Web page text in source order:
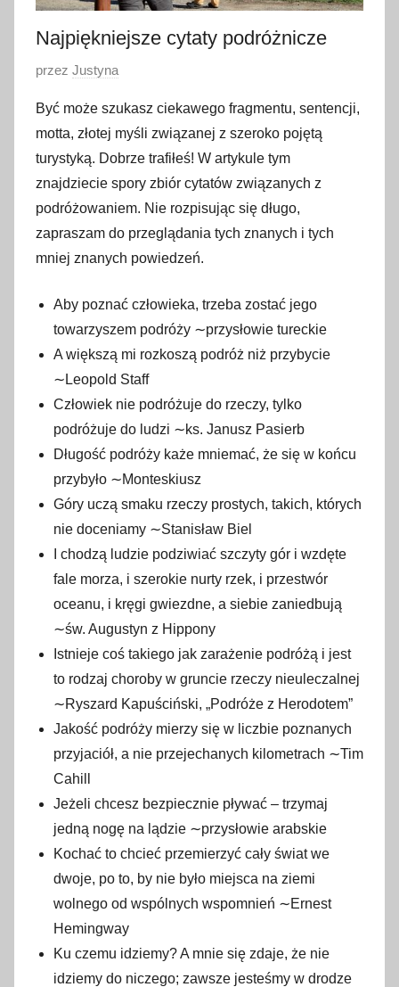
Najpiękniejsze cytaty podróżnicze
O
u
b
l
i
k
o
w
n
n
a
7
przez Justyna
Być może szukasz ciekawego fragmentu, sentencji,
motta, złotej myśli związanej z szeroko pojętą
turystyką. Dobrze trafiłeś! W artykule tym
znajdziecie spory zbiór cytatów związanych z
podróżowaniem. Nie rozpisując się długo,
zapraszam do przeglądania tych znanych i tych
mniej znanych powiedzeń.
Aby poznać człowieka, trzeba zostać jego
towarzyszem podróży ∼przysłowie tureckie
A większą mi rozkoszą podróż niż przybycie
∼Leopold Staff
Człowiek nie podróżuje do rzeczy, tylko
podróżuje do ludzi ∼ks. Janusz Pasierb
Długość podróży każe mniemać, że się w końcu
przybyło ∼Monteskiusz
Góry uczą smaku rzeczy prostych, takich, których
nie doceniamy ∼Stanisław Biel
I chodzą ludzie podziwiać szczyty gór i wzdęte
fale morza, i szerokie nurty rzek, i przestwór
oceanu, i kręgi gwiezdne, a siebie zaniedbują
∼św. Augustyn z Hippony
Istnieje coś takiego jak zarażenie podróżą i jest
to rodzaj choroby w gruncie rzeczy nieuleczalnej
∼Ryszard Kapuściński, „Podróże z Herodotem”
Jakość podróży mierzy się w liczbie poznanych
przyjaciół, a nie przejechanych kilometrach ∼Tim
Cahill
Jeżeli chcesz bezpiecznie pływać – trzymaj
jedną nogę na lądzie ∼przysłowie arabskie
Kochać to chcieć przemierzyć cały świat we
dwoje, po to, by nie było miejsca na ziemi
wolnego od wspólnych wspomnień ∼Ernest
Hemingway
Ku czemu idziemy? A mnie się zdaje, że nie
idziemy do niczego; zawsze jesteśmy w drodze